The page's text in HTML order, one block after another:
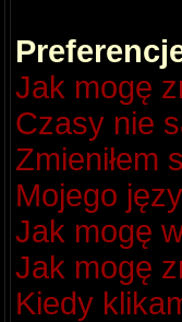
Jak mogę
Czasy nie
Zmieniłem
Mojego
Jak mogę
Jak mogę
Kiedy